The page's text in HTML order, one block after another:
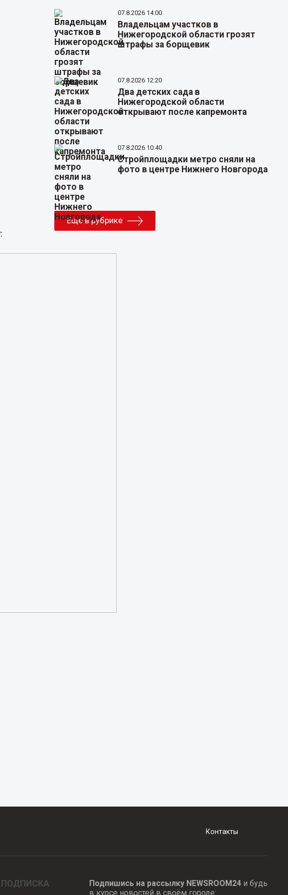
07.8.2026 14:00
Владельцам участков в
Нижегородской области грозят
штрафы за борщевик
07.8.2026 12:20
Два детских сада в
Нижегородской области
открывают после капремонта
07.8.2026 10:40
Стройплощадки метро сняли на
фото в центре Нижнего Новгорода
Еще в рубрике
Контакты
ПОДПИСКА Подпишись на рассылку NEWSROOM24и будь
в курсе новостей в своём городе: